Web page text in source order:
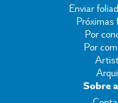
Enviar
Próximas
Por
Por
Sobre